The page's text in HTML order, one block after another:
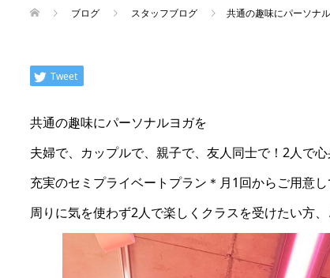
ブログ スタッフブログ 共通の趣味にパーソナ
Tweet
共通の趣味にパーソナルヨガを
夫婦で、カップルで、親子で、友人同士で！2人で
充実のセミプライベートプラン＊月1回からご用意し
周りに気を使わず2人で楽しくクラスを受けたい方